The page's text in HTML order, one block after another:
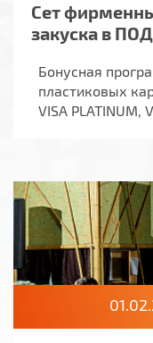
Сет
закуска в
Бонусная
пластиковых
VISA PLATINUM,